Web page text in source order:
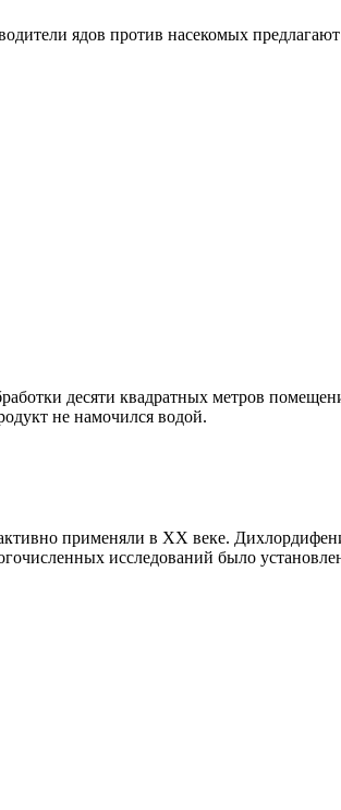
ядов против насекомых
десяти квадратных метров
не намочился водой.
применяли в XX веке.
исследований было